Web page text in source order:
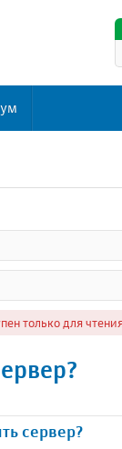
только для
сервер?